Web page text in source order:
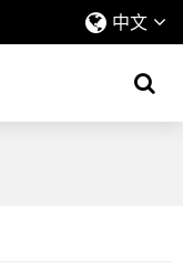
中文